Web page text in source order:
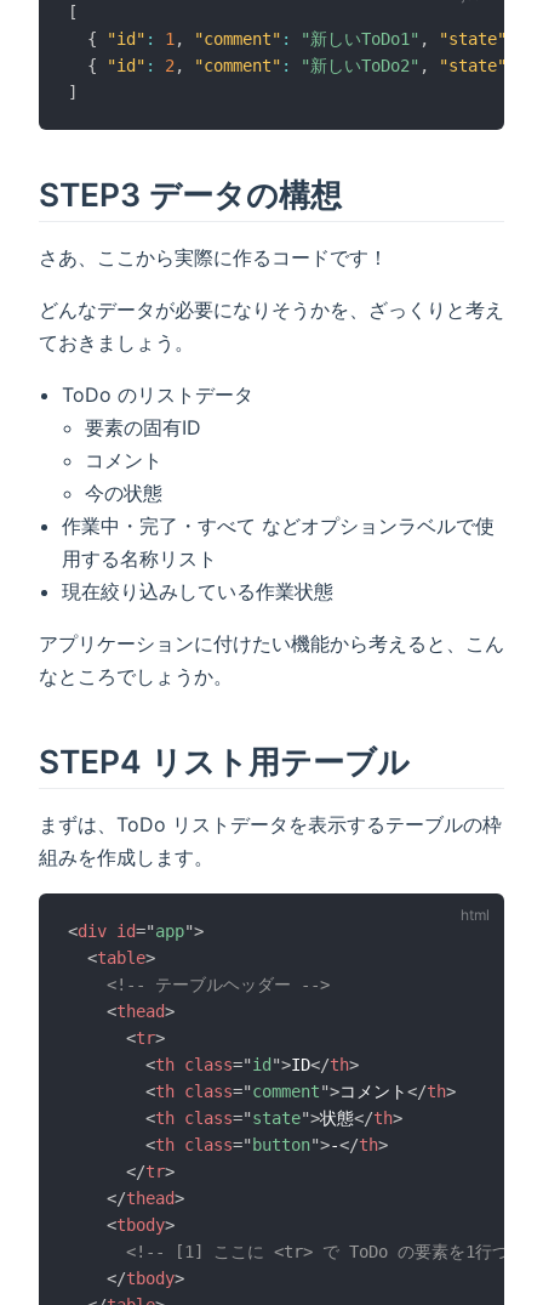
[
{
"id" : 1 , "comment" : "新しいToDo1" , "state"
{
"id" : 2 , "comment" : "新しいToDo2" , "state"
]
STEP3 データの構想
さあ、ここから実際に作るコードです！
どんなデータが必要になりそうかを、ざっくりと考え
ておきましょう。
ToDo のリストデータ
要素の固有ID
コメント
今の状態
作業中・完了・すべて などオプションラベルで使
用する名称リスト
現在絞り込みしている作業状態
アプリケーションに付けたい機能から考えると、こん
なところでしょうか。
STEP4 リスト用テーブル
まずは、ToDo リストデータを表示するテーブルの枠
組みを作成します。
<div id="app">
<table>
<!-- テーブルヘッダー -->
<thead>
<tr>
<th class="id ">ID</th>
<th class="comment">コメント</th>
<th class="state">状態</th>
<th class=" button">-</th>
</tr>
</thead>
<tbody>
<!-- [1] ここに <tr> で ToDo の要素を1行づつ繰
</tbody>